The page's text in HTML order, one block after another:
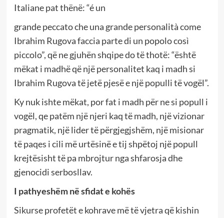
Italiane pat thënë: “é un
grande peccato che una grande personalità come
Ibrahim Rugova faccia parte di un popolo così
piccolo”, që ne gjuhën shqipe do të thotë: “është
mëkat i madhë që një personalitet kaq i madh si
Ibrahim Rugova të jetë pjesë e një populli të vogël”.
Ky nuk ishte mëkat, por fat i madh për ne si popull i
vogël, qe patëm një njeri kaq të madh, një vizionar
pragmatik, një lider të përgjegjshëm, një misionar
të paqes i cili më urtësinë e tij shpëtoj një popull
krejtësisht të pa mbrojtur nga shfarosja dhe
gjenocidi serbosllav.
I pathyeshëm në sfidat e kohës
Sikurse profetët e kohrave më të vjetra që kishin